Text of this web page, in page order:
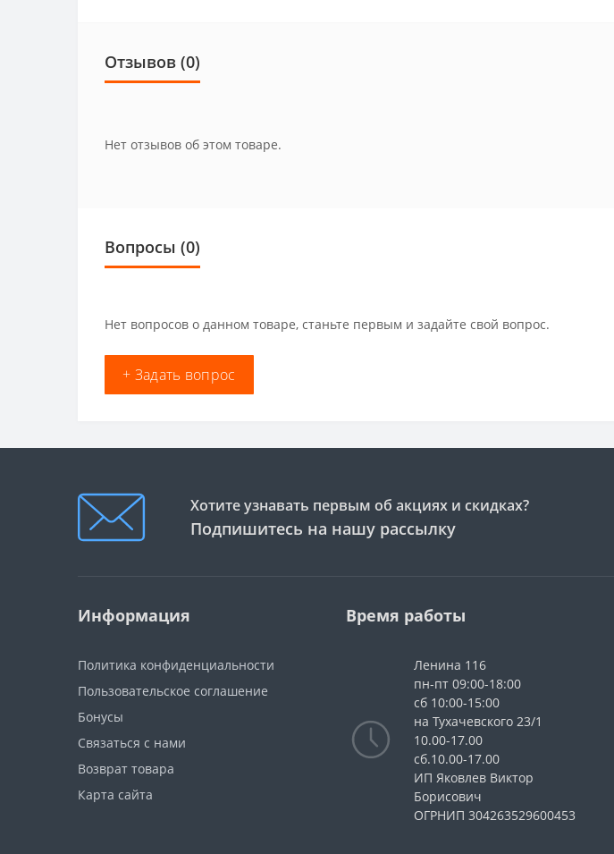
Отзывов (0)
Нет отзывов об этом товаре.
Вопросы (0)
Нет вопросов о данном товаре, станьте первым и задайте свой вопрос.
+ Задать вопрос
Хотите узнавать первым об акциях и скидках?
Подпишитесь на нашу рассылку
Информация
Политика конфиденциальности
Пользовательское соглашение
Бонусы
Связаться с нами
Возврат товара
Карта сайта
Время работы
Ленина 116
пн-пт 09:00-18:00
сб 10:00-15:00
на Тухачевского 23/1
10.00-17.00
сб.10.00-17.00
ИП Яковлев Виктор
Борисович
ОГРНИП 304263529600453